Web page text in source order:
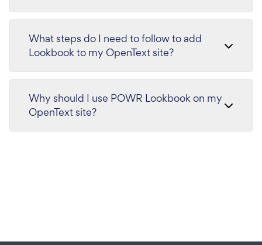
What steps do I need to follow to add
Lookbook to my OpenText site?
Why should I use POWR Lookbook on my
OpenText site?